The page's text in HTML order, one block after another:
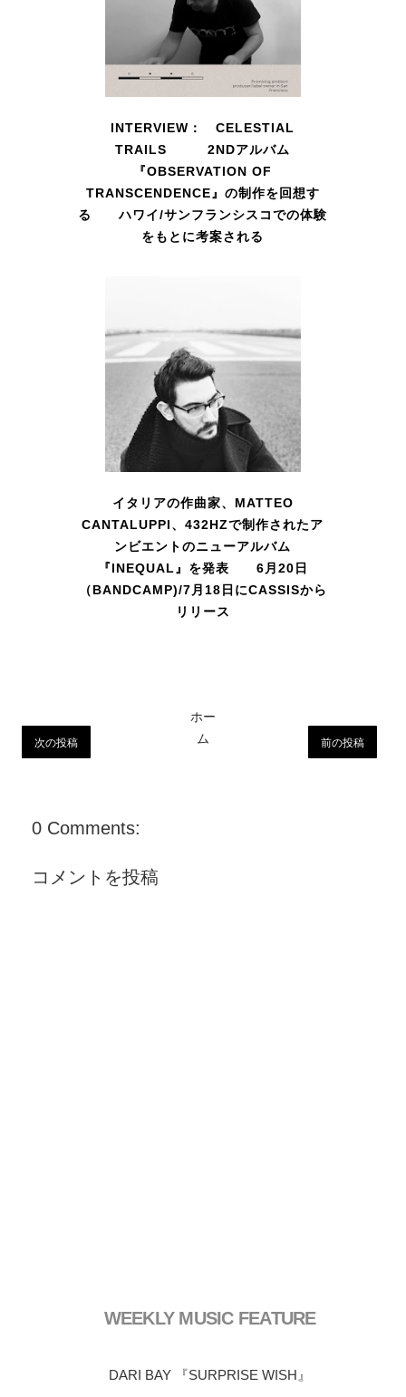
INTERVIEW： CELESTIAL
TRAILS 2NDアルバム
『OBSERVATION OF
TRANSCENDENCE』の制作を回想す
る ハワイ/サンフランシスコでの体験
をもとに考案される
イタリアの作曲家、MATTEO
CANTALUPPI、432HZで制作されたア
ンビエントのニューアルバム
『INEQUAL』を発表 6月20日
（BANDCAMP)/7月18日にCASSISから
リリース
次の投稿 前の投稿
ホー
ム
0 Comments:
コメントを投稿
WEEKLY MUSIC FEATURE
DARI BAY 『SURPRISE WISH』